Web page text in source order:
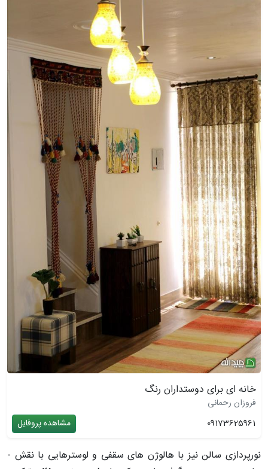
خانه ای برای دوستداران رنگ
فروزان رحمانی
09173625961
مشاهده پروفایل
نورپردازی سالن نیز با هالوژن ­های سقفی و لوسترهایی با نقش ­